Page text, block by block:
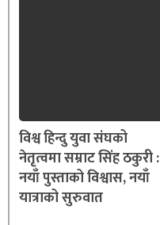
विश्व हिन्दु युवा संघको
नेतृत्वमा सम्राट सिंह ठकुरी :
नयाँ पुस्ताको विश्वास, नयाँ
यात्राको सुरुवात